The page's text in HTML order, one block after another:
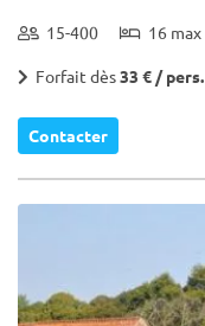
15-400 16 max
Forfait dès33 € / pers.
Contacter